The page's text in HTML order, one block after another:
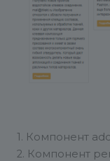
1. Компонент
2. Компонент